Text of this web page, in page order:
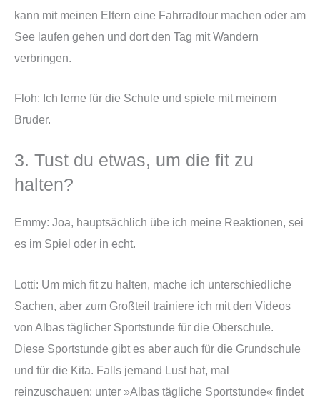
kann mit meinen Eltern eine Fahrradtour machen oder am
See laufen gehen und dort den Tag mit Wandern
verbringen.
Floh: Ich lerne für die Schule und spiele mit meinem
Bruder.
3. Tust du etwas, um die fit zu
halten?
Emmy: Joa, hauptsächlich übe ich meine Reaktionen, sei
es im Spiel oder in echt.
Lotti: Um mich fit zu halten, mache ich unterschiedliche
Sachen, aber zum Großteil trainiere ich mit den Videos
von Albas täglicher Sportstunde für die Oberschule.
Diese Sportstunde gibt es aber auch für die Grundschule
und für die Kita. Falls jemand Lust hat, mal
reinzuschauen: unter »Albas tägliche Sportstunde« findet